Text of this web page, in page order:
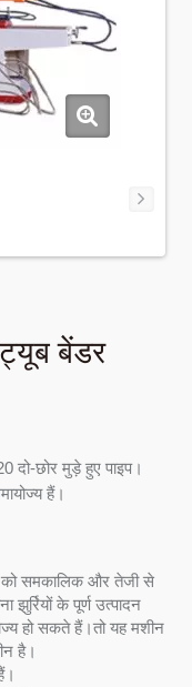
बेंडर
दो-छोर मुड़े हुए पाइप।
हैं।
को समकालिक और तेजी से
के पूर्ण उत्पादन
हो सकते हैं।तो यह मशीन
है।